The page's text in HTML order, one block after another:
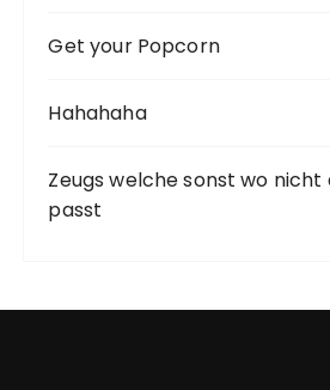
Get your Popcorn
Hahahaha
Zeugs welche sonst wo nicht
passt